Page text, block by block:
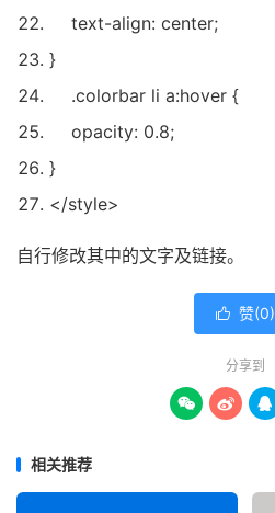
text-align: center;
}
.colorbar li a:hover {
opacity: 0.8;
}
</style>
自行修改其中的文字及链接。
 赞(0)
分享到
  
相关推荐